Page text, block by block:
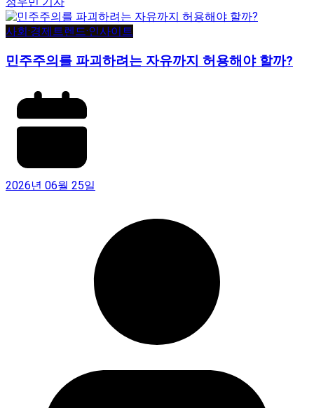
사회·경제 트렌드·인사이트
민주주의를 파괴하려는 자유까지 허용해야 할까?
2026년 06월 25일